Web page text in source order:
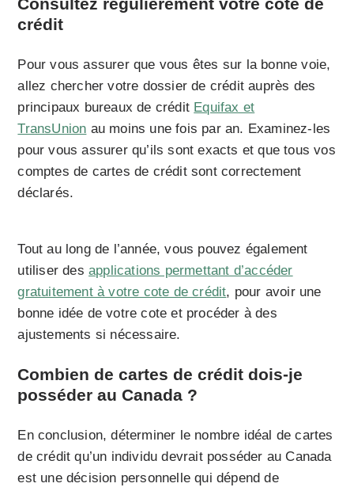
Consultez régulièrement votre cote de
crédit
Pour vous assurer que vous êtes sur la bonne voie,
allez chercher votre dossier de crédit auprès des
principaux bureaux de crédit Equifax et
TransUnion au moins une fois par an. Examinez-les
pour vous assurer qu’ils sont exacts et que tous vos
comptes de cartes de crédit sont correctement
déclarés.
Tout au long de l’année, vous pouvez également
utiliser desapplications permettant d’accéder
gratuitement à votre cote de crédit, pour avoir une
bonne idée de votre cote et procéder à des
ajustements si nécessaire.
Combien de cartes de crédit dois-je
posséder au Canada ?
En conclusion, déterminer le nombre idéal de cartes
de crédit qu’un individu devrait posséder au Canada
est une décision personnelle qui dépend de